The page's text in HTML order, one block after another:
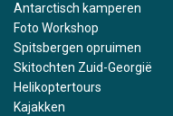
Antarctisch kamperen
Foto Workshop
Spitsbergen opruimen
Skitochten Zuid-Georgië
Helikoptertours
Kajakken